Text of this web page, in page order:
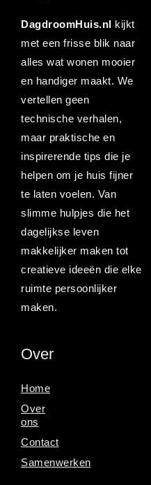
DagdroomHuis.nl kijkt
met een frisse blik naar
alles wat wonen mooier
en handiger maakt. We
vertellen geen
technische verhalen,
maar praktische en
inspirerende tips die je
helpen om je huis fijner
te laten voelen. Van
slimme hulpjes die het
dagelijkse leven
makkelijker maken tot
creatieve ideeën die elke
ruimte persoonlijker
maken.
Over
Home
Over
ons
Contact
Samenwerken